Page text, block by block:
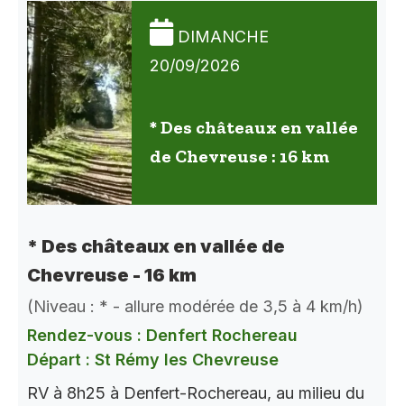
DIMANCHE
20/09/2026
* Des châteaux en vallée
de Chevreuse : 16 km
* Des châteaux en vallée de
Chevreuse - 16 km
(Niveau : * - allure modérée de 3,5 à 4 km/h)
Rendez-vous : Denfert Rochereau
Départ : St Rémy les Chevreuse
RV à 8h25 à Denfert-Rochereau, au milieu du